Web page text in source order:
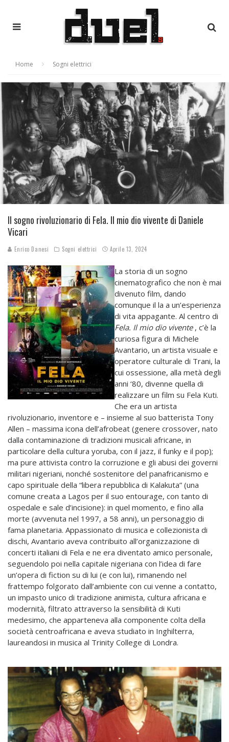
Home Sogni elettrici
Il sogno rivoluzionario di Fela. Il mio dio vivente di Daniele
Vicari
Enrico Danesi Sogni elettrici Aprile 13, 2024
La storia di un sogno
cinematografico che non è mai
divenuto film, dando
comunque il la a un’esperienza
di vita appagante. Al centro di
Fela. Il mio dio vivente , c’è la
curiosa figura di Michele
Avantario, un artista visuale e
operatore culturale di Trani, la
cui ossessione, alla metà degli
anni ‘80, divenne quella di
realizzare un film su Fela Kuti.
Che era un artista
rivoluzionario, inventore e – insieme al suo batterista Tony
Allen – massima icona dell’afrobeat (genere crossover, nato
dalla contaminazione di tradizioni musicali africane, in
particolare della cultura yoruba, con il jazz, il funky e il pop);
ma pure attivista contro la corruzione e gli abusi dei governi
militari nigeriani, nonché sostenitore del panafricanismo e
capo spirituale della “libera repubblica di Kalakuta” (una
comune creata a Lagos per il suo entourage, con tanto di
ospedale e sale d’incisione): in quel momento, e fino alla
morte (avvenuta nel 1997, a 58 anni), un personaggio di
fama planetaria. Appassionato di musica e collezionista di
dischi, Avantario aveva contribuito all’organizzazione di
concerti italiani di Fela e ne era diventato amico personale,
seguendolo poi nella capitale nigeriana con l’idea di fare
un’opera di fiction su di lui (e con lui), rimanendo nel
frattempo folgorato dall’ambiente con cui venne a contatto,
un impasto unico di tradizione animista, cultura africana e
modernità, filtrato attraverso la sensibilità di Kuti
medesimo, che apparteneva alla componente colta della
società centroafricana e aveva studiato in Inghilterra,
laureandosi in musica al Trinity College di Londra.